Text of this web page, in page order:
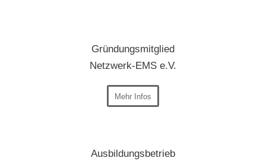
Gründungsmitglied
Netzwerk-EMS e.V.
Mehr Infos
Ausbildungsbetrieb